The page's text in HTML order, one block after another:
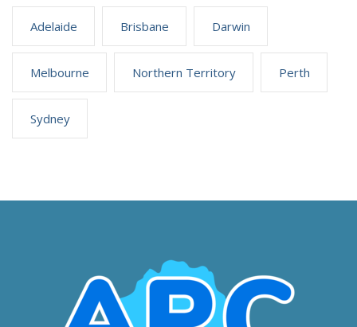
Adelaide Brisbane Darwin
Melbourne Northern Territory Perth
Sydney